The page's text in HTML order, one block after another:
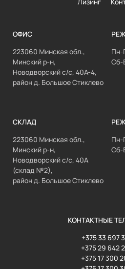
ОФИС
223060 Минская обл.,
Минский р-н,
Новодворский с/с, 40А-4,
район д. Большое Стиклево
Пн-
Сб-
СКЛАД
223060 Минская обл.,
Минский р-н,
Новодворский с/с, 40А
(склад №2),
район д. Большое Стиклево
Пн-
Сб-
КОНТАКТНЫЕ
+375 33 697
+375 29 642
+375 17 300